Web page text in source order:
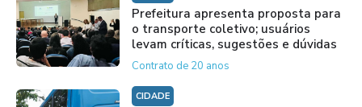
Prefeitura apresenta proposta para
o transporte coletivo; usuários
levam críticas, sugestões e dúvidas
Contrato de 20 anos
CIDADE